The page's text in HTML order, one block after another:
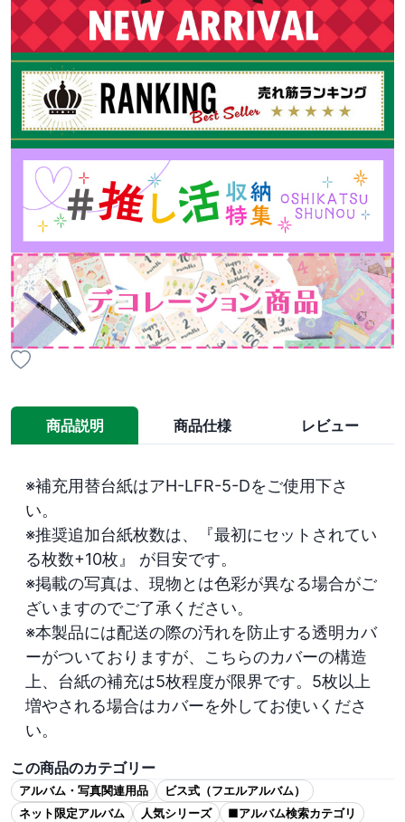
商品説明 商品仕様 レビュー
※補充用替台紙はアH-LFR-5-Dをご使用下さ
い。
※推奨追加台紙枚数は、『最初にセットされてい
る枚数+10枚』 が目安です。
※掲載の写真は、現物とは色彩が異なる場合がご
ざいますのでご了承ください。
※本製品には配送の際の汚れを防止する透明カバ
ーがついておりますが、こちらのカバーの構造
上、台紙の補充は5枚程度が限界です。5枚以上
増やされる場合はカバーを外してお使いくださ
い。
この商品のカテゴリー
アルバム・写真関連用品
ビス式（フエルアルバム）
ネット限定アルバム
人気シリーズ
■アルバム検索カテゴリ